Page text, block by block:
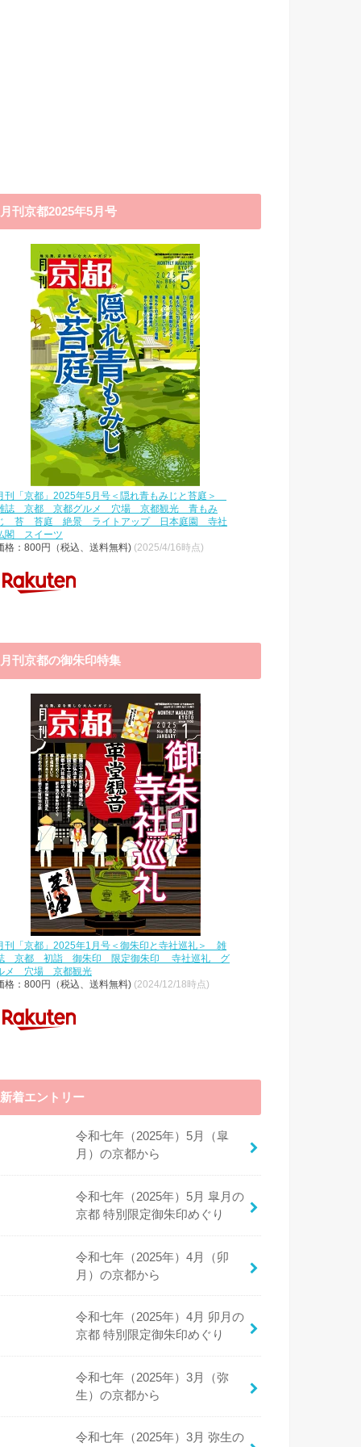
月刊京都2025年5月号
刊「京都」2025年5月号＜隠れ青もみじと苔庭＞
誌 京都 京都グルメ 穴場 京都観光 青もみ
苔 苔庭 絶景 ライトアップ 日本庭園 寺社
閣 スイーツ
格：800円（税込、送料無料) (2025/4/16時点)
月刊京都の御朱印特集
刊「京都」2025年1月号＜御朱印と寺社巡礼＞ 雑
京都 初詣 御朱印 限定御朱印 寺社巡礼 グ
メ 穴場 京都観光
格：800円（税込、送料無料) (2024/12/18時点)
新着エントリー
令和七年（2025年）5月（皐
月）の京都から
令和七年（2025年）5月 皐月の
京都 特別限定御朱印めぐり
令和七年（2025年）4月（卯
月）の京都から
令和七年（2025年）4月 卯月の
京都 特別限定御朱印めぐり
令和七年（2025年）3月（弥
生）の京都から
令和七年（2025年）3月 弥生の